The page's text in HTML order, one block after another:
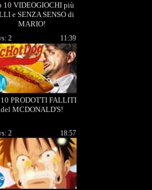
10 VIDEOGIOCHI più
e SENZA SENSO di
MARIO!
PRODOTTI FALLITI
del MCDONALD'S!
11:39
2
18:57
2